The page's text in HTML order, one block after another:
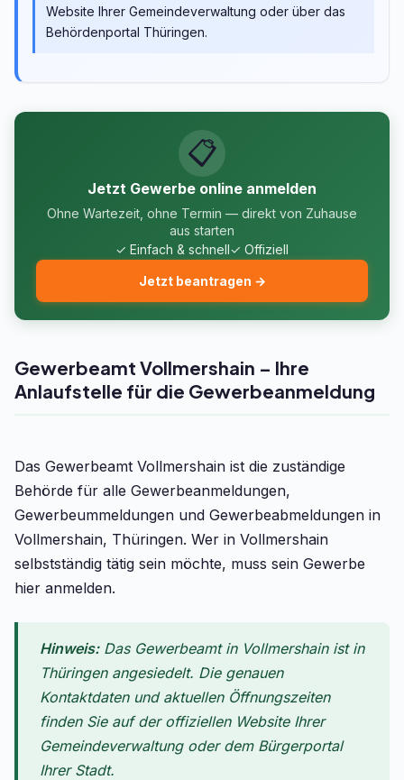
Website Ihrer Gemeindeverwaltung oder über das
Behördenportal Thüringen.
📋
Jetzt Gewerbe online anmelden
Ohne Wartezeit, ohne Termin — direkt von Zuhause
aus starten
✓ Einfach & schnell✓ Offiziell
Jetzt beantragen →
Gewerbeamt Vollmershain – Ihre
Anlaufstelle für die Gewerbeanmeldung
Das Gewerbeamt Vollmershain ist die zuständige
Behörde für alle Gewerbeanmeldungen,
Gewerbeummeldungen und Gewerbeabmeldungen in
Vollmershain, Thüringen. Wer in Vollmershain
selbstständig tätig sein möchte, muss sein Gewerbe
hier anmelden.
Hinweis:Das Gewerbeamt in Vollmershain ist in
Thüringen angesiedelt. Die genauen
Kontaktdaten und aktuellen Öffnungszeiten
finden Sie auf der offiziellen Website Ihrer
Gemeindeverwaltung oder dem Bürgerportal
Ihrer Stadt.